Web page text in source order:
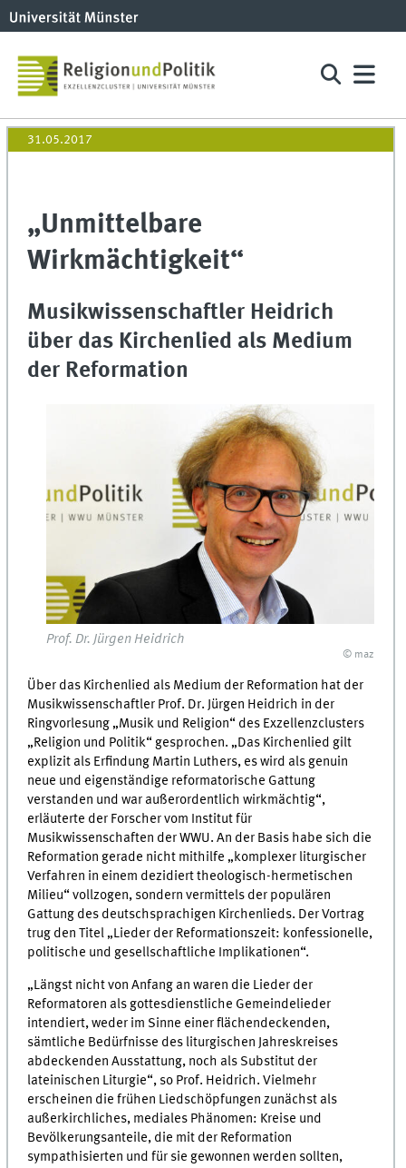
31.05.2017
„Unmittelbare
Wirkmächtigkeit“
Musikwissenschaftler Heidrich
über das Kirchenlied als Medium
der Reformation
Prof. Dr. Jürgen Heidrich
© maz
Über das Kirchenlied als Medium der Reformation hat der
Musikwissenschaftler Prof. Dr. Jürgen Heidrich in der
Ringvorlesung „Musik und Religion“ des Exzellenzclusters
„Religion und Politik“ gesprochen. „Das Kirchenlied gilt
explizit als Erfindung Martin Luthers, es wird als genuin
neue und eigenständige reformatorische Gattung
verstanden und war außerordentlich wirkmächtig“,
erläuterte der Forscher vom Institut für
Musikwissenschaften der WWU. An der Basis habe sich die
Reformation gerade nicht mithilfe „komplexer liturgischer
Verfahren in einem dezidiert theologisch-hermetischen
Milieu“ vollzogen, sondern vermittels der populären
Gattung des deutschsprachigen Kirchenlieds. Der Vortrag
trug den Titel „Lieder der Reformationszeit: konfessionelle,
politische und gesellschaftliche Implikationen“.
„Längst nicht von Anfang an waren die Lieder der
Reformatoren als gottesdienstliche Gemeindelieder
intendiert, weder im Sinne einer flächendeckenden,
sämtliche Bedürfnisse des liturgischen Jahreskreises
abdeckenden Ausstattung, noch als Substitut der
lateinischen Liturgie“, so Prof. Heidrich. Vielmehr
erscheinen die frühen Liedschöpfungen zunächst als
außerkirchliches, mediales Phänomen: Kreise und
Bevölkerungsanteile, die mit der Reformation
sympathisierten und für sie gewonnen werden sollten,